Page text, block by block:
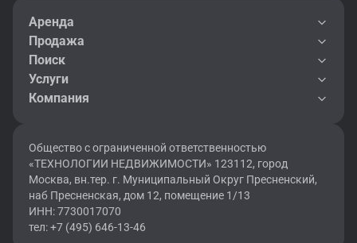
Аренда
Продажа
Поиск
Услуги
Компания
Общество с ограниченной ответственностью
«ТЕХНОЛОГИИ НЕДВИЖИМОСТИ» 123112, город
Москва, вн.тер. г. Муниципальный Округ Пресненский,
наб Пресненская, дом 12, помещение 1/13
ИНН: 7730017070
тел: +7 (495) 646-13-46